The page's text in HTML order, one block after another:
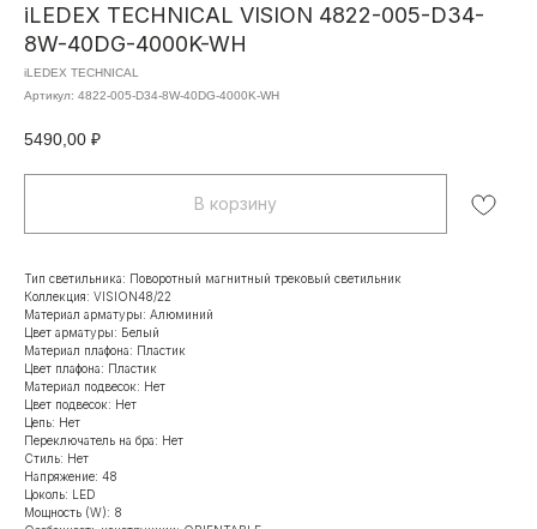
iLEDEX TECHNICAL VISION 4822-005-D34-
8W-40DG-4000K-WH
iLEDEX TECHNICAL
Артикул: 4822-005-D34-8W-40DG-4000K-WH
5490,00 ₽
В корзину
Тип светильника: Поворотный магнитный трековый светильник
Коллекция: VISION48/22
Материал арматуры: Алюминий
Цвет арматуры: Белый
Материал плафона: Пластик
Цвет плафона: Пластик
Материал подвесок: Нет
Цвет подвесок: Нет
Цепь: Нет
Переключатель на бра: Нет
Стиль: Нет
Напряжение: 48
Цоколь: LED
Мощность (W): 8